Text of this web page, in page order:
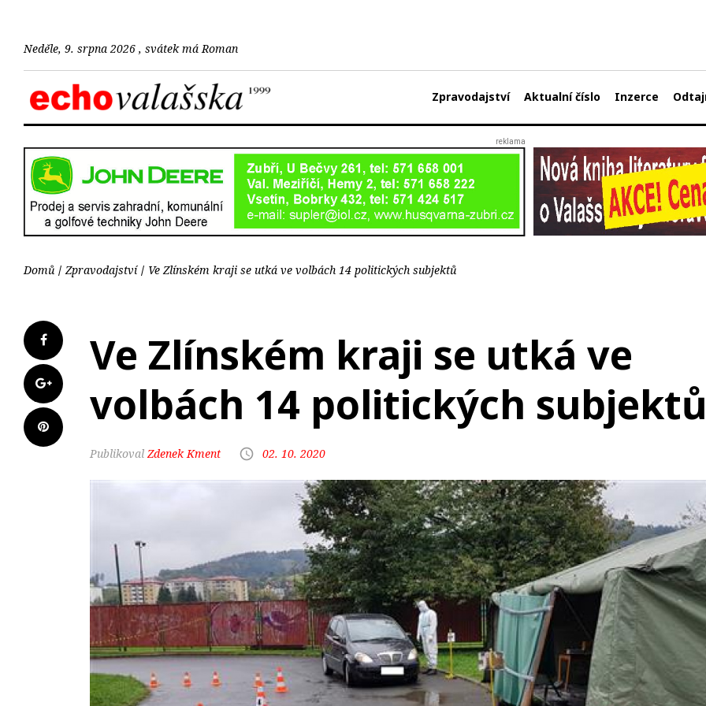
Neděle, 9. srpna 2026 , svátek má Roman
Zpravodajství Aktualní číslo Inzerce
Domů Zpravodajství Ve Zlínském kraji se utká ve volbách 14 politických subjektů
Ve Zlínském kraji se utká ve
volbách 14 politických
Zdenek Kment 02. 10. 2020